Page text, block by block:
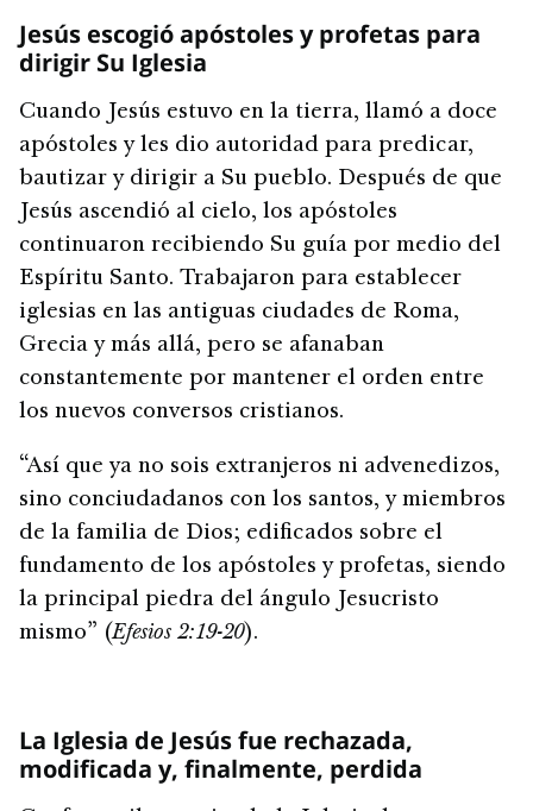
Jesús escogió apóstoles y profetas para
dirigir Su Iglesia
Cuando Jesús estuvo en la tierra, llamó a doce
apóstoles y les dio autoridad para predicar,
bautizar y dirigir a Su pueblo. Después de que
Jesús ascendió al cielo, los apóstoles
continuaron recibiendo Su guía por medio del
Espíritu Santo. Trabajaron para establecer
iglesias en las antiguas ciudades de Roma,
Grecia y más allá, pero se afanaban
constantemente por mantener el orden entre
los nuevos conversos cristianos.
“Así que ya no sois extranjeros ni advenedizos,
sino conciudadanos con los santos, y miembros
de la familia de Dios; edificados sobre el
fundamento de los apóstoles y profetas, siendo
la principal piedra del ángulo Jesucristo
mismo” (Efesios 2:19-20).
La Iglesia de Jesús fue rechazada,
modificada y, finalmente, perdida